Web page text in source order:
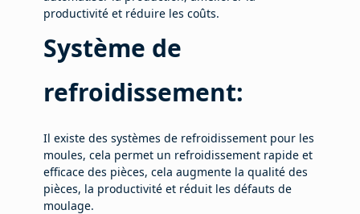
productivité et réduire les coûts.
Système de
refroidissement:
Il existe des systèmes de refroidissement pour les
moules, cela permet un refroidissement rapide et
efficace des pièces, cela augmente la qualité des
pièces, la productivité et réduit les défauts de
moulage.